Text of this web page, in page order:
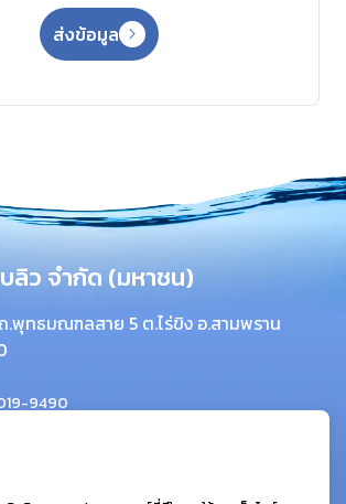
ส่งข้อมูล
ลิว จำกัด (มหาชน)
.พุทธมณฑลสาย 5 ต.ไร่ขิง อ.สามพราน
9490